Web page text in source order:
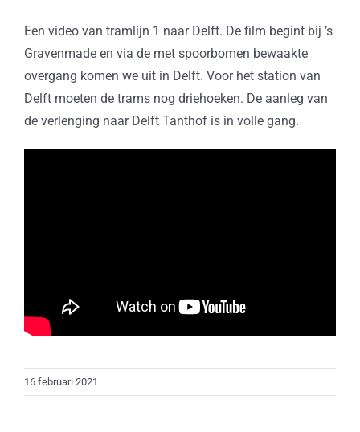
Een video van tramlijn 1 naar Delft. De film begint bij ’s
Gravenmade en via de met spoorbomen bewaakte
overgang komen we uit in Delft. Voor het station van
Delft moeten de trams nog driehoeken. De aanleg van
de verlenging naar Delft Tanthof is in volle gang.
16 februari 2021